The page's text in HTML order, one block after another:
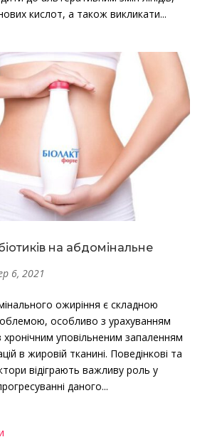
кислот, а також викликати...
на абдомінальне
6, 2021
ожиріння є складною
особливо з урахуванням
хронічним уповільненим запаленням
в жировій тканині. Поведінкові та
відіграють важливу роль у
даного...